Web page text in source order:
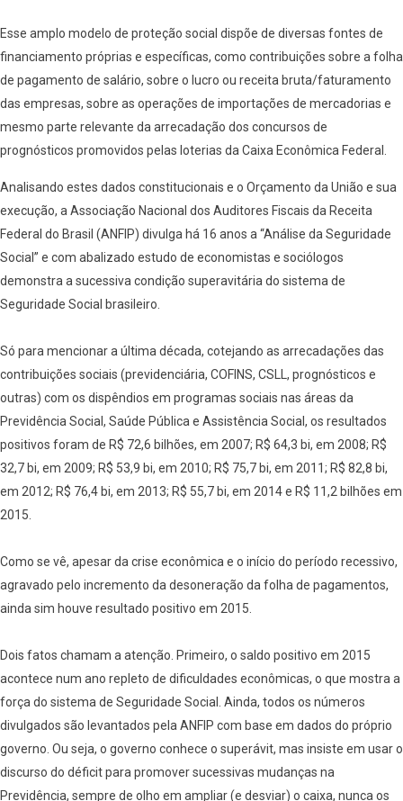
Esse amplo modelo de proteção social dispõe de diversas fontes de
financiamento próprias e específicas, como contribuições sobre a folha
de pagamento de salário, sobre o lucro ou receita bruta/faturamento
das empresas, sobre as operações de importações de mercadorias e
mesmo parte relevante da arrecadação dos concursos de
prognósticos promovidos pelas loterias da Caixa Econômica Federal.
Analisando estes dados constitucionais e o Orçamento da União e sua
execução, a Associação Nacional dos Auditores Fiscais da Receita
Federal do Brasil (ANFIP) divulga há 16 anos a “Análise da Seguridade
Social” e com abalizado estudo de economistas e sociólogos
demonstra a sucessiva condição superavitária do sistema de
Seguridade Social brasileiro.
Só para mencionar a última década, cotejando as arrecadações das
contribuições sociais (previdenciária, COFINS, CSLL, prognósticos e
outras) com os dispêndios em programas sociais nas áreas da
Previdência Social, Saúde Pública e Assistência Social, os resultados
positivos foram de R$ 72,6 bilhões, em 2007; R$ 64,3 bi, em 2008; R$
32,7 bi, em 2009; R$ 53,9 bi, em 2010; R$ 75,7 bi, em 2011; R$ 82,8 bi,
em 2012; R$ 76,4 bi, em 2013; R$ 55,7 bi, em 2014 e R$ 11,2 bilhões em
2015.
Como se vê, apesar da crise econômica e o início do período recessivo,
agravado pelo incremento da desoneração da folha de pagamentos,
ainda sim houve resultado positivo em 2015.
Dois fatos chamam a atenção. Primeiro, o saldo positivo em 2015
acontece num ano repleto de dificuldades econômicas, o que mostra a
força do sistema de Seguridade Social. Ainda, todos os números
divulgados são levantados pela ANFIP com base em dados do próprio
governo. Ou seja, o governo conhece o superávit, mas insiste em usar o
discurso do déficit para promover sucessivas mudanças na
Previdência, sempre de olho em ampliar (e desviar) o caixa, nunca os